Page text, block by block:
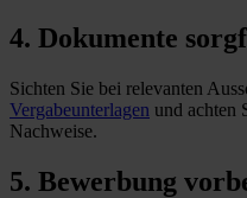
4. Dokumente
Sichten Sie bei relevanten
Vergabeunterlagen und achten
Nachweise.
5. Bewerbung